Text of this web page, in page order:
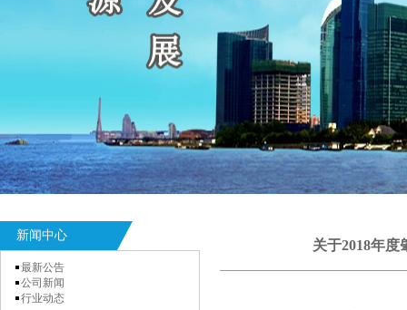
新闻中心
最新公告
公司新闻
行业动态
关于2018年